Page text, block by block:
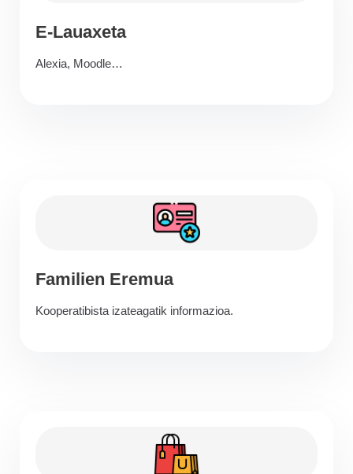
E-Lauaxeta
Alexia, Moodle…
Familien Eremua
Kooperatibista izateagatik informazioa.